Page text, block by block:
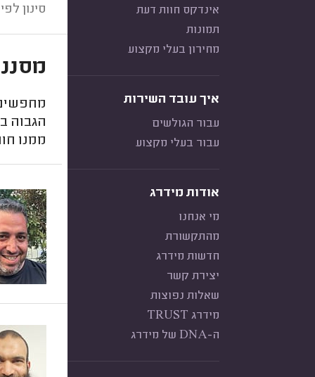
אינדקס חוות דעת
תמונות
מחירון בעלי מקצוע
איך עובד השירות
עבור הגולשים
עבור בעלי מקצוע
אודות מידרג
מי אנחנו
מהתקשורת
חדשות מידרג
יצירת קשר
שאלות נפוצות
מידרג TRUST
ה-DNA של מידרג
סינון
הגבוה
ממנו